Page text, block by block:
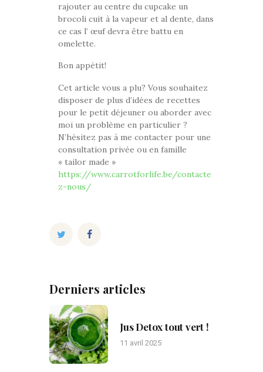
rajouter au centre du cupcake un
brocoli cuit à la vapeur et al dente, dans
ce cas l’ œuf devra être battu en
omelette.
Bon appétit!
Cet article vous a plu? Vous souhaitez
disposer de plus d’idées de recettes
pour le petit déjeuner ou aborder avec
moi un problème en particulier ?
N’hésitez pas à me contacter pour une
consultation privée ou en famille
« tailor made »
https://www.carrotforlife.be/contacte
z-nous/
Derniers articles
Jus Detox tout vert !
11 avril 2025